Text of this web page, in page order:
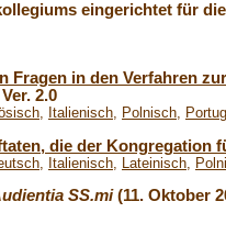
eingerichtet für
Fragen in den Verfahren
Ver. 2.0
Italienisch Polnisch
die der Kongregation
Italienisch Lateinisch
SS.mi(11. Oktober